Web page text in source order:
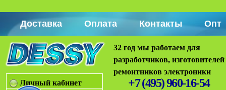
Доставка Оплата Контакты Опт
32 год мы работаем для
разработчиков,
ремонтников электроники
+7 (495) 960-16-54
Личный кабинет